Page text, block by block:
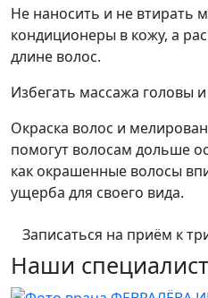
Не наносить и не втирать
кондиционеры в кожу, а
длине волос.
Избегать массажа головы
Окраска волос и
помогут волосам дольше
как окрашенные волосы
ущерба для своего вида.
Записаться на приём к
Наши